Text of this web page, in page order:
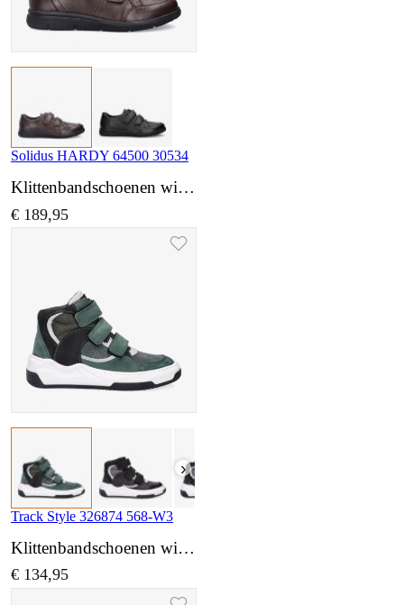
Solidus HARDY 64500 30534
Klittenbandschoenen wijdte K
€ 189,95
›
Track Style 326874 568-W3
Klittenbandschoenen wijdte 3
€ 134,95